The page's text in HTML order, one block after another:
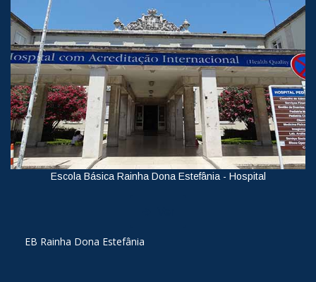
Escola Básica Rainha Dona Estefânia - Hospital
EB Rainha Dona Estefânia